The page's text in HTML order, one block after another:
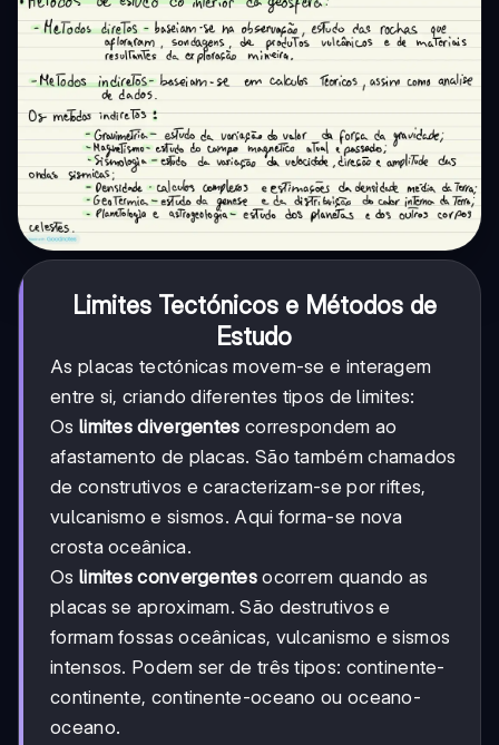
Limites Tectónicos e Métodos de
Estudo
As placas tectónicas movem-se e interagem
entre si, criando diferentes tipos de limites:
Os limites divergentes correspondem ao
afastamento de placas. São também chamados
de construtivos e caracterizam-se por riftes,
vulcanismo e sismos. Aqui forma-se nova
crosta oceânica.
Os limites convergentesocorrem quando as
placas se aproximam. São destrutivos e
formam fossas oceânicas, vulcanismo e sismos
intensos. Podem ser de três tipos: continente-
continente, continente-oceano ou oceano-
oceano.